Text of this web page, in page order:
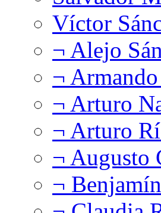
Víctor
¬ Alejo
¬
¬ Arturo
¬ Arturo
¬ Augusto
¬